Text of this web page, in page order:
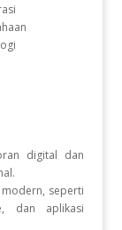
digital dan
seperti
dan aplikasi